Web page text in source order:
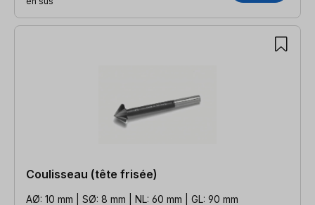
Coulisseau (tête frisée)
AØ: 10 mm | SØ: 8 mm | NL: 60 mm | GL: 90 mm